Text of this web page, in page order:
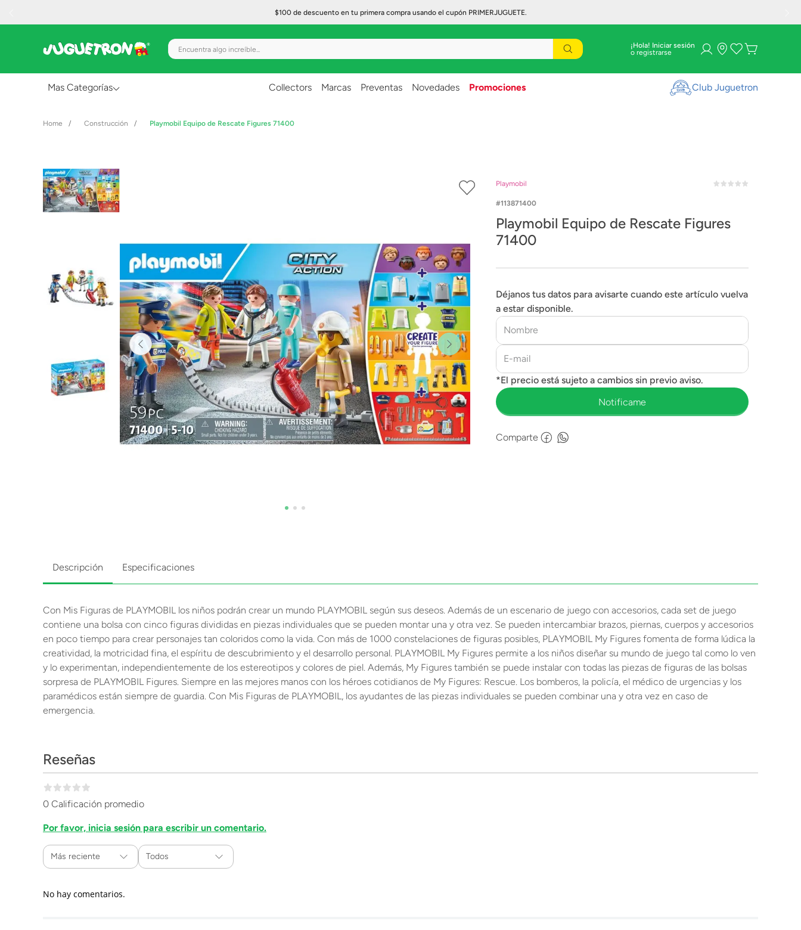
$100 de descuento en tu primera compra usando el cupón PRIMERJUGUETE.
Encuentra algo increíble... ¡Hola! Iniciar sesión
Mas Categorías
Creatividad y Arte
Figuras de Acción
Lanzadores
Muñecas
Vehículos y Pistas
Collectors Marcas Preventas Novedades Promociones Club Juguetron
Construcción Playmobil Equipo de Rescate Figures 71400
Playmobil
113871400
Playmobil Equipo de Rescate Figures
71400
Déjanos tus datos para avisarte cuando este artículo vuelva
a estar disponible.
Comparte
Descripción Especificaciones
Con Mis Figuras de PLAYMOBIL los niños podrán crear un mundo PLAYMOBIL según sus deseos. Además de un escenario de juego con accesorios, cada set de juego
contiene una bolsa con cinco figuras divididas en piezas individuales que se pueden montar una y otra vez. Se pueden intercambiar brazos, piernas, cuerpos y accesorios
en poco tiempo para crear personajes tan coloridos como la vida. Con más de 1000 constelaciones de figuras posibles, PLAYMOBIL My Figures fomenta de forma lúdica la
creatividad, la motricidad fina, el espíritu de descubrimiento y el desarrollo personal. PLAYMOBIL My Figures permite a los niños diseñar su mundo de juego tal como lo ven
y lo experimentan, independientemente de los estereotipos y colores de piel. Además, My Figures también se puede instalar con todas las piezas de figuras de las bolsas
sorpresa de PLAYMOBIL Figures. Siempre en las mejores manos con los héroes cotidianos de My Figures: Rescue. Los bomberos, la policía, el médico de urgencias y los
paramédicos están siempre de guardia. Con Mis Figuras de PLAYMOBIL, los ayudantes de las piezas individuales se pueden combinar una y otra vez en caso de
emergencia.
Reseñas
0 Calificación promedio
Por favor, inicia sesión para escribir un comentario.
Más reciente Todos
No hay comentarios.